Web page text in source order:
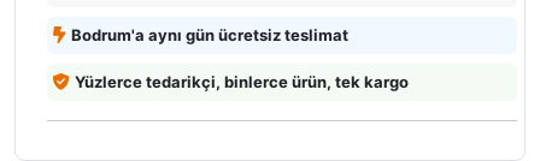
Bodrum'a aynı gün ücretsiz teslimat
Yüzlerce tedarikçi, binlerce ürün, tek kargo